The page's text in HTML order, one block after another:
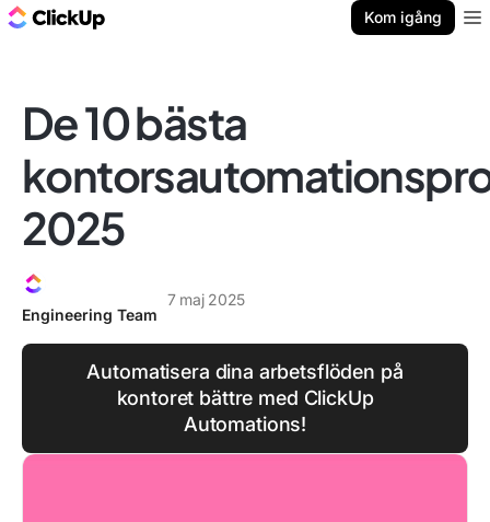
Kom igång
De 10 bästa
2025
Engineering Team
7 maj 2025
Automatisera dina arbetsflöden på
kontoret bättre med ClickUp
Automations!